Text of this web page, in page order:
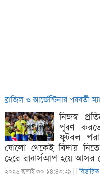
ব্রাজিল ও আর্জেন্টিনার পরবর্তী
নিজস্ব
পূরণ
ফুটবল
ষোলো থেকেই বিদায়
হেরে রানার্সআপ হয়ে আসর
২০২৬ জুলাই ৩০ ১৪:৪৩:২৯ | |বিস্তারিত